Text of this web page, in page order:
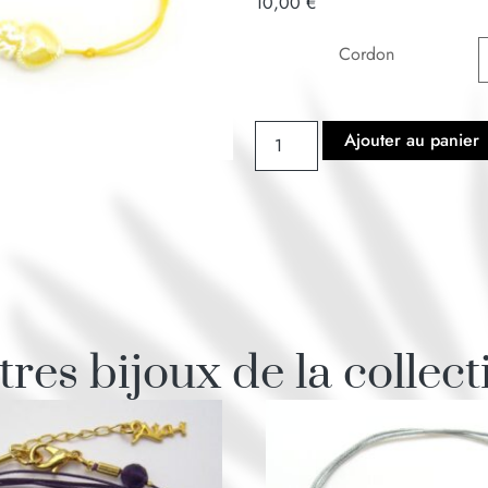
Cordon
Ajouter au panier
bijoux de la